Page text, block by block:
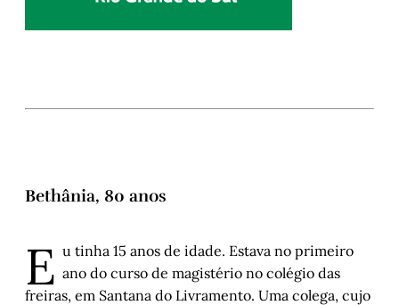
Bethânia, 80 anos
E u tinha 15 anos de idade. Estava no primeiro
ano do curso de magistério no colégio das
freiras, em Santana do Livramento. Uma colega, cujo